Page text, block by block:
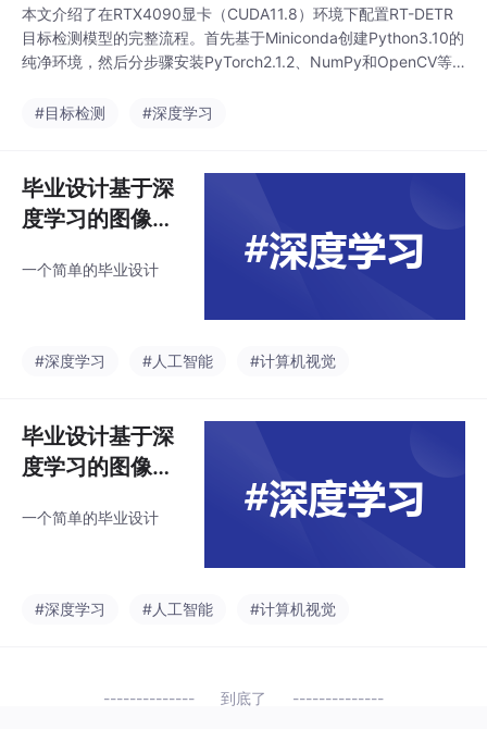
本文介绍了在RTX4090显卡（CUDA11.8）环境下配置RT-DETR
目标检测模型的完整流程。首先基于Miniconda创建Python3.10的
纯净环境，然后分步骤安装PyTorch2.1.2、NumPy和OpenCV等
供了详细的格式转换脚本，将原始标注转换为YOLO格式，并给出
#目标检测 #深度学习
毕业设计基于深
度学习的图像识
一个简单的毕业设计
#深度学习 #人工智能 #计算机视觉
毕业设计基于深
度学习的图像识
一个简单的毕业设计
#深度学习 #人工智能 #计算机视觉
到底了